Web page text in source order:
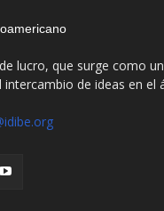
lucro, que surge como
de ideas en el